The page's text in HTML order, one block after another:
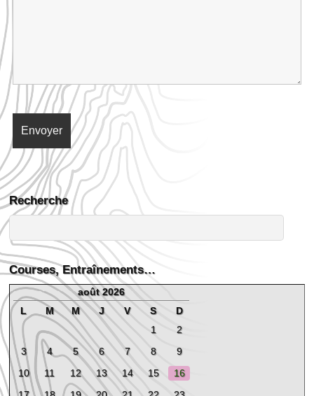
Recherche
Courses, Entraînements…
août 2026
L
M M J V S
D
1
2
3
4 5 6 7 8
9
10
11 12 13 14 15
16